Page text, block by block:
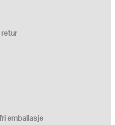
retur
emballasje